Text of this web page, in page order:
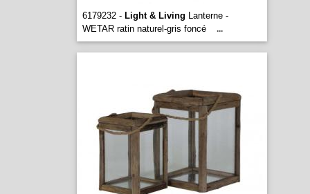
6179232 - Light & Living Lanterne -
WETAR ratin naturel-gris foncé
...